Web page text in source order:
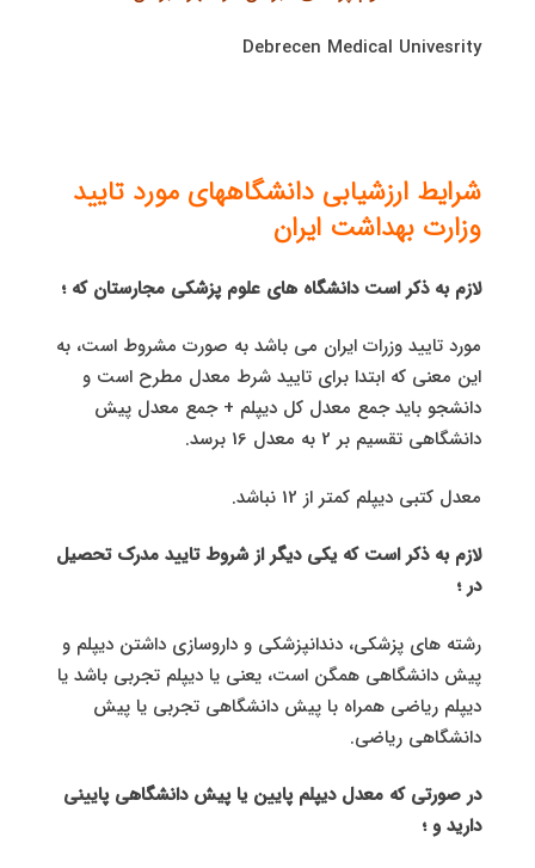
Debrecen Medical Univesrity
شرایط ارزشیابی دانشگاههای مورد تایید
وزارت بهداشت ایران
لازم به ذکر است دانشگاه های علوم پزشکی مجارستان که ؛
مورد تایید وزرات ایران می باشد به صورت مشروط است، به
این معنی که ابتدا برای تایید شرط معدل مطرح است و
دانشجو باید جمع معدل کل دیپلم + جمع معدل پیش
دانشگاهی تقسیم بر 2 به معدل 16 برسد.
معدل کتبی دیپلم کمتر از 12 نباشد.
لازم به ذکر است که یکی دیگر از شروط تایید مدرک تحصیل
در ؛
رشته های پزشکی، دندانپزشکی و داروسازی داشتن دیپلم و
پیش دانشگاهی همگن است، یعنی یا دیپلم تجربی باشد یا
دیپلم ریاضی همراه با پیش دانشگاهی تجربی یا پیش
دانشگاهی ریاضی.
در صورتی که معدل دیپلم پایین یا پیش دانشگاهی پایینی
دارید و ؛